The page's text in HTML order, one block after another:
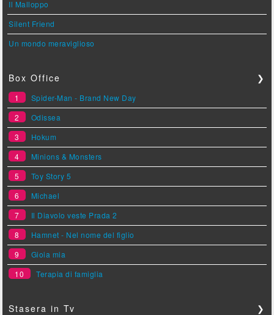
Il Malloppo
Silent Friend
Un mondo meraviglioso
Box Office ❯
1
Spider-Man - Brand New Day
2
Odissea
3
Hokum
4
Minions & Monsters
5
Toy Story 5
6
Michael
7
Il Diavolo veste Prada 2
8
Hamnet - Nel nome del figlio
9
Gioia mia
10
Terapia di famiglia
Stasera in Tv ❯